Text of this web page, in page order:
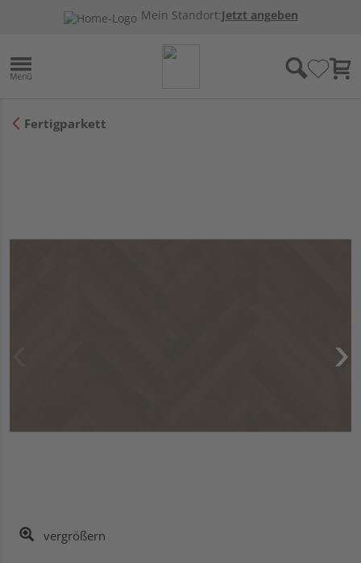
Mein Standort:Jetzt angeben
Fertigparkett
vergrößern